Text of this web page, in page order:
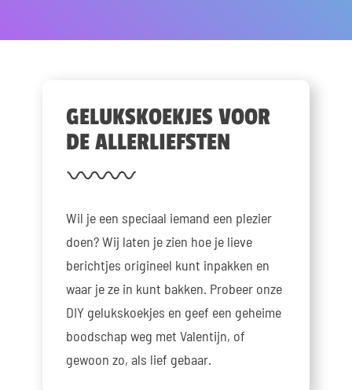
GELUKSKOEKJES VOOR
DE ALLERLIEFSTEN
Wil je een speciaal iemand een plezier
doen? Wij laten je zien hoe je lieve
berichtjes origineel kunt inpakken en
waar je ze in kunt bakken. Probeer onze
DIY gelukskoekjes en geef een geheime
boodschap weg met Valentijn, of
gewoon zo, als lief gebaar.